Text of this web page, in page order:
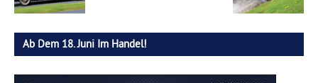
Ab Dem 18. Juni Im Handel!